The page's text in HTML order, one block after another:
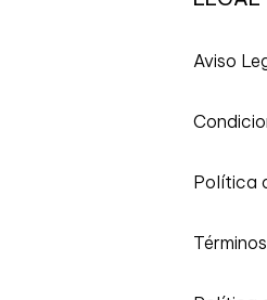
Aviso
Política